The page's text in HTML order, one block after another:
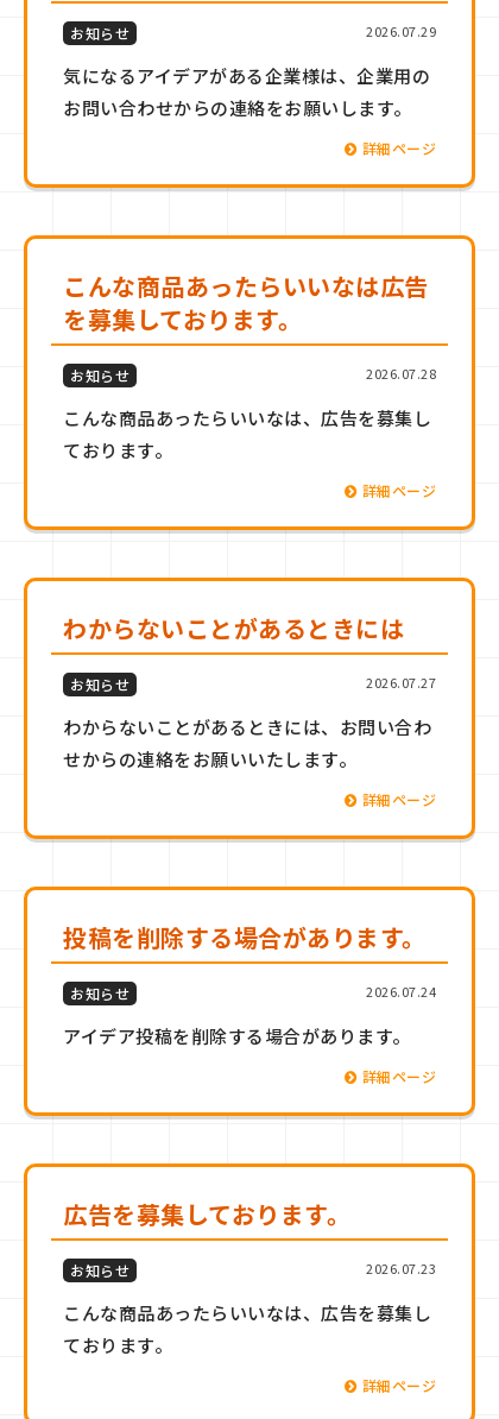
お知らせ 2026.07.29
気になるアイデアがある企業様は、企業用の
お問い合わせからの連絡をお願いします。
詳細ページ
こんな商品あったらいいなは広告
を募集しております。
お知らせ 2026.07.28
こんな商品あったらいいなは、広告を募集し
ております。
詳細ページ
わからないことがあるときには
お知らせ 2026.07.27
わからないことがあるときには、お問い合わ
せからの連絡をお願いいたします。
詳細ページ
投稿を削除する場合があります。
お知らせ 2026.07.24
アイデア投稿を削除する場合があります。
詳細ページ
広告を募集しております。
お知らせ 2026.07.23
こんな商品あったらいいなは、広告を募集し
ております。
詳細ページ